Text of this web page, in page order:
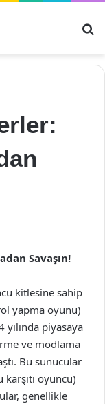
Savaşın!
kitlesine sahip
yapma oyunu)
piyasaya
ve modlama
Bu sunucular
oyuncu)
genellikle